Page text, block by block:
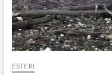
ESTERI